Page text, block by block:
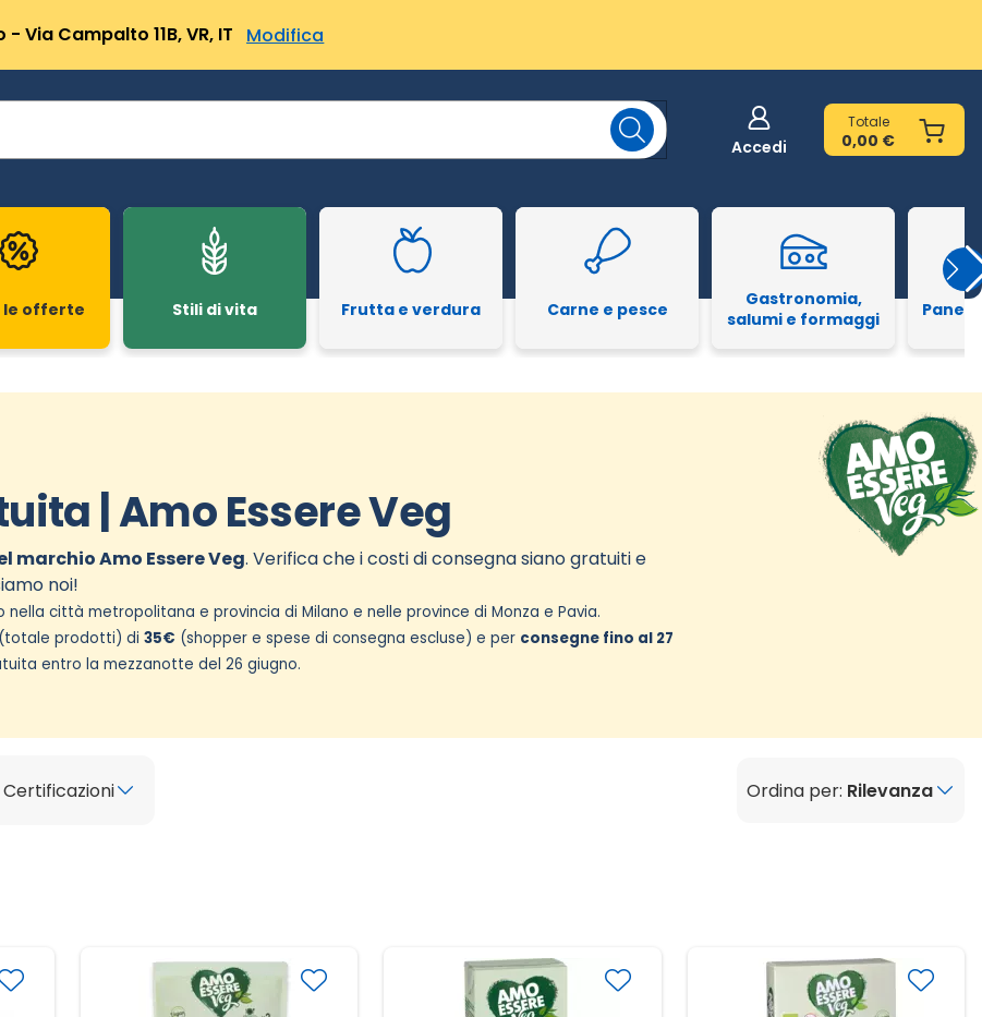
Via Campalto 11B, VR, IT Modifica
Accedi
Totale
0,00 €
le offerte Stili di vita Frutta e verdura Carne e pesce
Gastronomia,
salumi e formaggi
Pane
| Amo Essere Veg
marchioAmo Essere Veg. Verifica che i costi di consegna siano gratuiti e
noi!
città metropolitana e provincia di Milano e nelle province di Monza e Pavia.
prodotti) di 35€ (shopper e spese di consegna escluse) e per consegne fino al 27
entro la mezzanotte del 26 giugno.
Certificazioni Ordina per: Rilevanza